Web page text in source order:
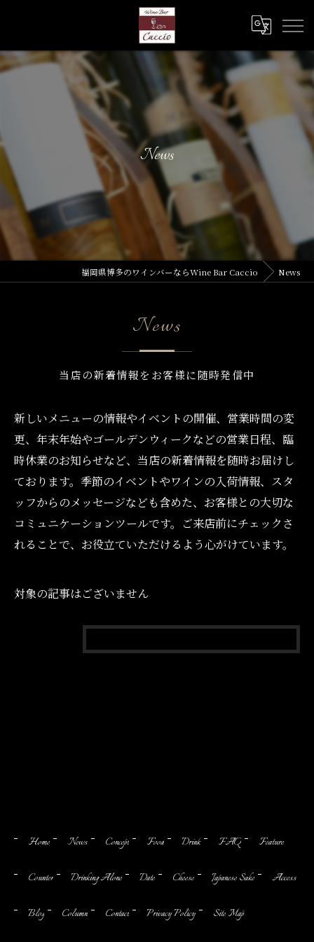
News
福岡県博多のワインバーならWine Bar Caccio News
News
当店の新着情報をお客様に随時発信中
新しいメニューの情報やイベントの開催、営業時間の変
更、年末年始やゴールデンウィークなどの営業日程、臨
時休業のお知らせなど、当店の新着情報を随時お届けし
ております。季節のイベントやワインの入荷情報、スタ
ッフからのメッセージなども含めた、お客様との大切な
コミュニケーションツールです。ご来店前にチェックさ
れることで、お役立ていただけるよう心がけています。
対象の記事はございません
Home News Concept Food Drink FAQ Feature
Counter Drinking Alone Date Cheese Japanese Sake Access
Blog Column Contact Privacy Policy Site Map